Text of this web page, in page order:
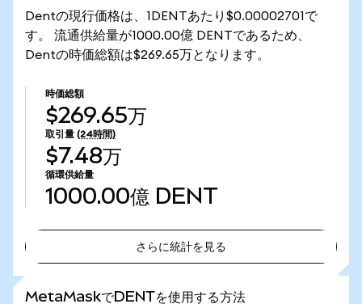
Dentの現行価格は、1DENTあたり$0.00002701で
す。 流通供給量が1000.00億 DENTであるため、
Dentの時価総額は$269.65万となります。
時価総額
$269.65万
取引量 (24時間)
$7.48万
循環供給量
1000.00億 DENT
さらに統計を見る
MetaMaskでDENTを使用する方法